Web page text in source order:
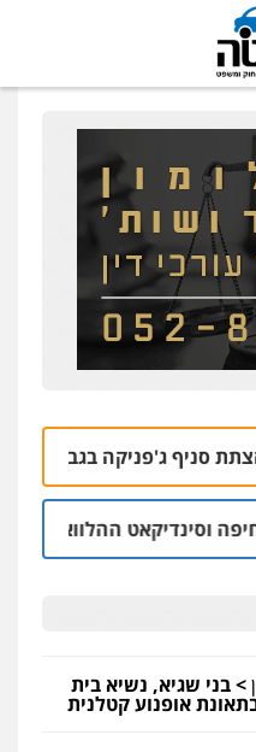
בגבעתיים 06.08 | 22:58
ההלוואות של משפחת
>בני שגיא, נשיא בית
אופנוע קטלנית